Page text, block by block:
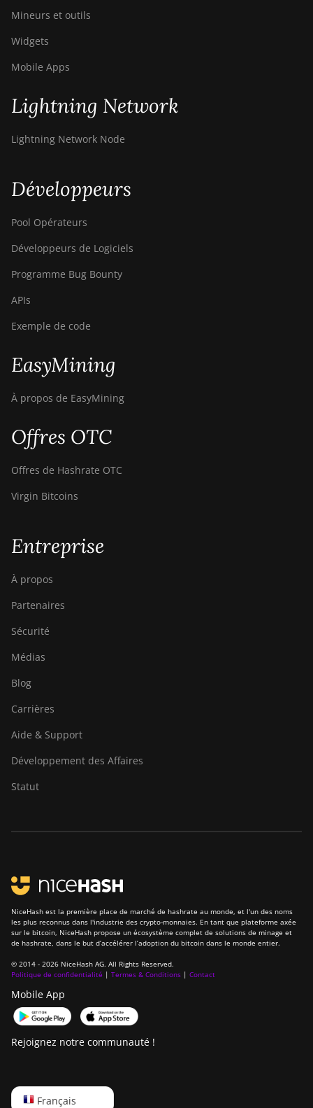
Mineurs et outils
Widgets
Mobile Apps
Lightning Network
Lightning Network Node
Développeurs
Pool Opérateurs
Développeurs de Logiciels
Programme Bug Bounty
APIs
Exemple de code
EasyMining
À propos de EasyMining
Offres OTC
Offres de Hashrate OTC
Virgin Bitcoins
Entreprise
À propos
Partenaires
Sécurité
Médias
Blog
Carrières
Aide & Support
Développement des Affaires
Statut
NiceHash est la première place de marché de hashrate au monde, et l'un des noms
les plus reconnus dans l'industrie des crypto-monnaies. En tant que plateforme axée
sur le bitcoin, NiceHash propose un écosystème complet de solutions de minage et
de hashrate, dans le but d’accélérer l’adoption du bitcoin dans le monde entier.
© 2014 - 2026 NiceHash AG. All Rights Reserved.
Politique de confidentialité | Termes & Conditions | Contact
Mobile App
Rejoignez notre communauté !
Français
English